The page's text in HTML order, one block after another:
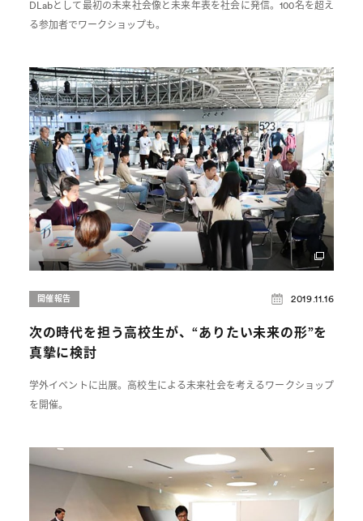
DLabとして最初の未来社会像と未来年表を社会に発信。100名を超え
る参加者でワークショップも。
開催報告 2019.11.16
次の時代を担う高校生が、“ありたい未来の形”を
真摯に検討
学外イベントに出展。高校生による未来社会を考えるワークショップ
を開催。